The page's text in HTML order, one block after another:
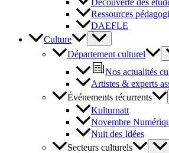
Ressources
DAEFLE
Culture
Département culturel
Nos actualités
Artistes & experts
Événements récurrents
Kulturnatt
Novembre
Nuit des Idées
Secteurs culturels